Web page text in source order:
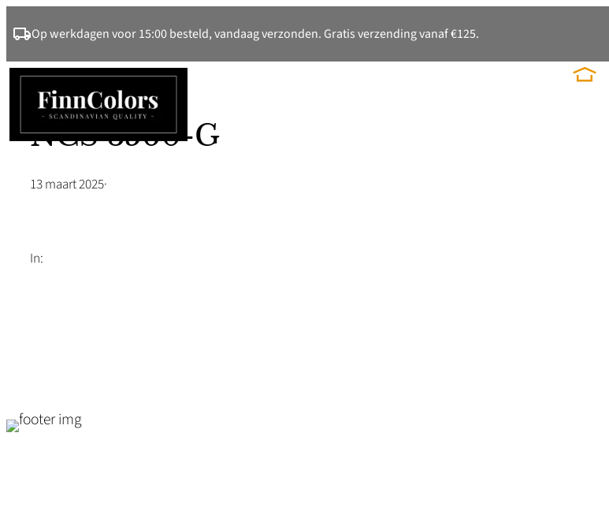
naar
de
inhoud
Op werkdagen voor 15:00 besteld, vandaag verzonden. Gratis verzending vanaf €125.
NCS 3560-G
13 maart 2025·
In: